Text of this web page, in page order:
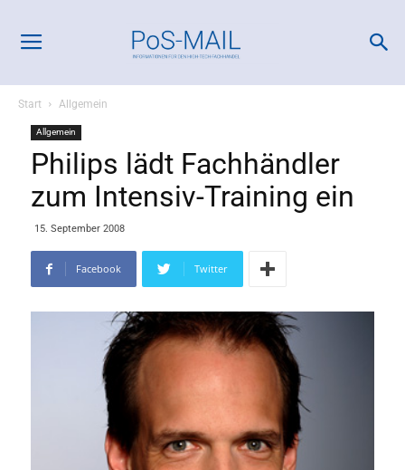
Start Allgemein
Allgemein
Philips lädt Fachhändler
zum Intensiv-Training ein
15. September 2008
Facebook Twitter